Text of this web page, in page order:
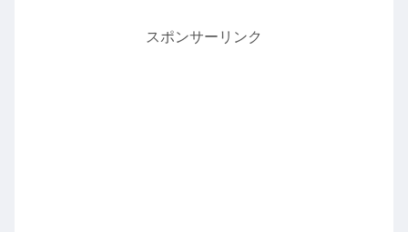
スポンサーリンク